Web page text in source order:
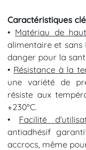
Caractéristiques
• Matériau de
alimentaire et sans
danger pour la
• Résistance à la
une variété de
résiste aux
+230°C.
• Facilité
antiadhésif
accrocs, même